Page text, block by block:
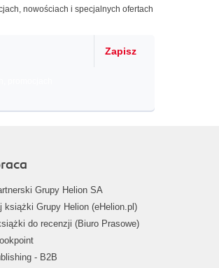
nowościach i specjalnych ofertach
Zapisz
Grupy Helion SA
książki Grupy Helion (eHelion.pl)
do recenzji (Biuro Prasowe)
- B2B